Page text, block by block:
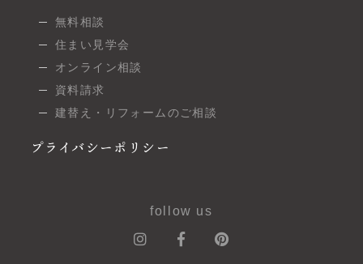
無料相談
住まい見学会
オンライン相談
資料請求
建替え・リフォームのご相談
プライバシーポリシー
follow us